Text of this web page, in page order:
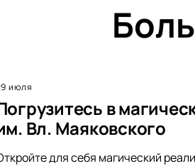
июля
в
Вл. Маяковского
для себя магический